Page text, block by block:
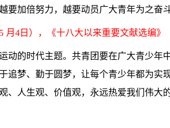
加倍努力，越要动员广大青年为之奋斗
4日），《十八大以来重要文献选编》
动的时代主题。共青团要在广大青少年
追梦、勤于圆梦，让每个青少年都为实
、人生观、价值观，永远热爱我们伟大